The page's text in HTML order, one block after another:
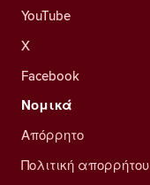
YouTube
X
Facebook
Νομικά
Απόρρητο
Πολιτική